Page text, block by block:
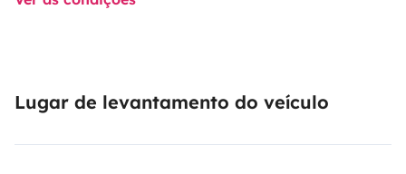
Lugar de levantamento do veículo